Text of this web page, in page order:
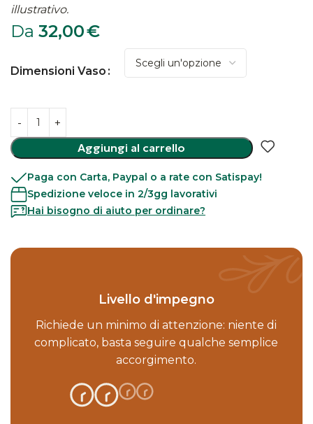
illustrativo.
Da 32,00€
Dimensioni Vaso
Aggiungi al carrello
Paga con Carta, Paypal o a rate con Satispay!
Spedizione veloce in 2/3gg lavorativi
Hai bisogno di aiuto per ordinare?
Livello d'impegno
Richiede un minimo di attenzione: niente di
complicato, basta seguire qualche semplice
accorgimento.